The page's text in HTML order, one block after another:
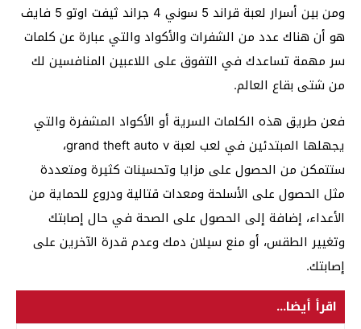
ومن بين أسرار لعبة قراند 5 سوني 4 جراند ثيفت اوتو 5 فايف
هو أن هناك عدد من الشفرات والأكواد والتي عبارة عن كلمات
سر مهمة تساعدك في التفوق على اللاعبين المنافسين لك
من شتى بقاع العالم.
فعن طريق هذه الكلمات السرية أو الأكواد المشفرة والتي
يجهلها المبتدئين في لعب لعبة grand theft auto v،
ستتمكن من الحصول على مزايا وتحسينات كثيرة ومتعددة
مثل الحصول على الأسلحة ومعدات قتالية ودروع للحماية من
الأعداء، إضافة إلى الحصول على الصحة في حال إصابتك
وتغيير الطقس، أو منع سيلان دمك وعدم قدرة الآخرين على
إصابتك.
اقرأ أيضا...